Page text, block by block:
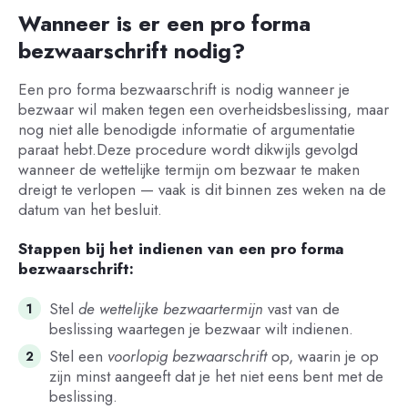
Wanneer is er een pro forma
bezwaarschrift nodig?
Een pro forma bezwaarschrift is nodig wanneer je
bezwaar wil maken tegen een overheidsbeslissing, maar
nog niet alle benodigde informatie of argumentatie
paraat hebt.Deze procedure wordt dikwijls gevolgd
wanneer de wettelijke termijn om bezwaar te maken
dreigt te verlopen — vaak is dit binnen zes weken na de
datum van het besluit.
Stappen bij het indienen van een pro forma
bezwaarschrift:
Stel de wettelijke bezwaartermijn vast van de
beslissing waartegen je bezwaar wilt indienen.
Stel een voorlopig bezwaarschriftop, waarin je op
zijn minst aangeeft dat je het niet eens bent met de
beslissing.